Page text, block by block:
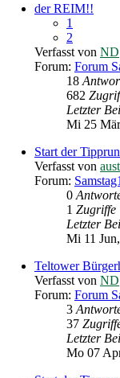
der REIM!!
1
2
Verfasst von ND
Forum: Forum
18
682
Letzter
Mi 25
Start der
Verfasst von
Forum:
0
1 Zugriffe
Letzter
Mi 11
Teltower
Verfasst von ND
Forum: Forum
3
37
Letzter
Mo 07